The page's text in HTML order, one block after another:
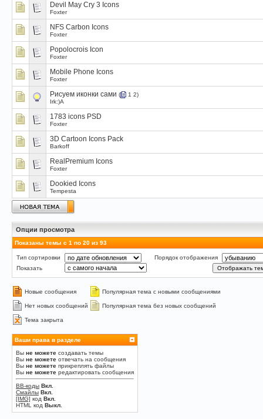
Devil May Cry 3 Icons
Foxter
NFS Carbon Icons
Foxter
Popolocrois Icon
Foxter
Mobile Phone Icons
Foxter
Рисуем иконки сами ( 1 2)
Irk:)A
1783 icons PSD
Foxter
3D Cartoon Icons Pack
Barkoff
RealPremium Icons
Foxter
Dookied Icons
Tempesta
Опции просмотра
Показаны темы с 1 по 20 из 93
Тип сортировки
Порядок отображения
Показать
Новые сообщения Популярная тема с новыми сообщениями
Нет новых сообщений Популярная тема без новых сообщений
Тема закрыта
Ваши права в разделе
Вы не можете создавать темы
Вы не можете отвечать на сообщения
Вы не можете прикреплять файлы
Вы не можете редактировать сообщения
BB-коды Вкл.
Смайлы Вкл.
[IMG] код Вкл.
HTML код Выкл.